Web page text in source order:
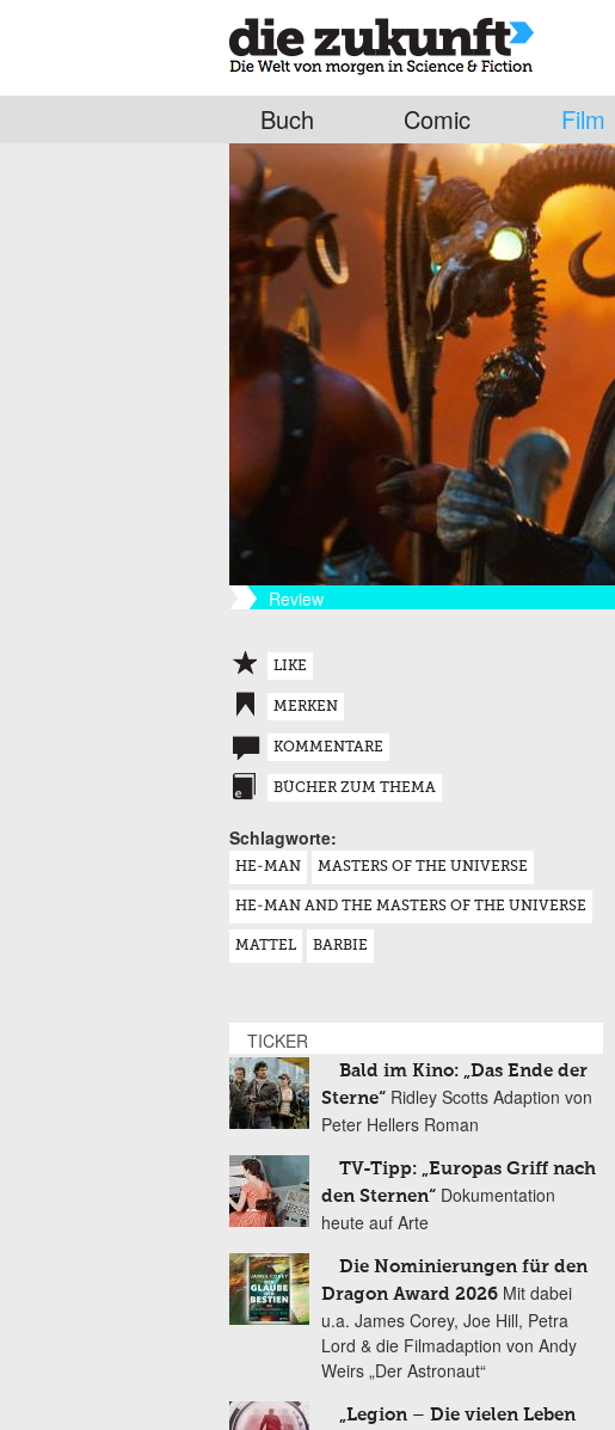
Buch Comic Film
Review
LIKE
MERKEN
KOMMENTARE
BÜCHER ZUM THEMA
Schlagworte:
HE-MAN MASTERS OF THE UNIVERSE
HE-MAN AND THE MASTERS OF THE UNIVERSE
MATTEL BARBIE
TICKER
Bald im Kino: „Das Ende der
Sterne“ Ridley Scotts Adaption von
Peter Hellers Roman
TV-Tipp: „Europas Griff nach
den Sternen“ Dokumentation
heute auf Arte
Die Nominierungen für den
Dragon Award 2026 Mit dabei
u.a. James Corey, Joe Hill, Petra
Lord & die Filmadaption von Andy
Weirs „Der Astronaut“
„Legion – Die vielen Leben